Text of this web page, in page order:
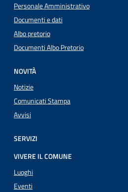
Personale Amministrativo
Documenti e dati
Albo pretorio
Documenti Albo Pretorio
NOVITÀ
Notizie
Comunicati Stampa
Avvisi
SERVIZI
VIVERE IL COMUNE
Luoghi
Eventi